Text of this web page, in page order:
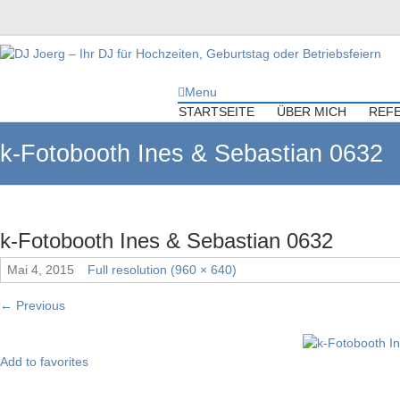
Geburtstag oder Betriebsfeiern
Firmenfeier.
Menu
STARTSEITE
ÜBER MICH
k-Fotobooth Ines & Sebastian 0632
k-Fotobooth Ines & Sebastian 0632
Mai 4, 2015 Full resolution (960 × 640)
← Previous
Add to favorites